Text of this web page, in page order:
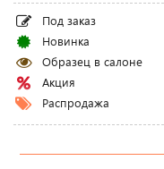
Под заказ
Новинка
Образец в салоне
Акция
Распродажа